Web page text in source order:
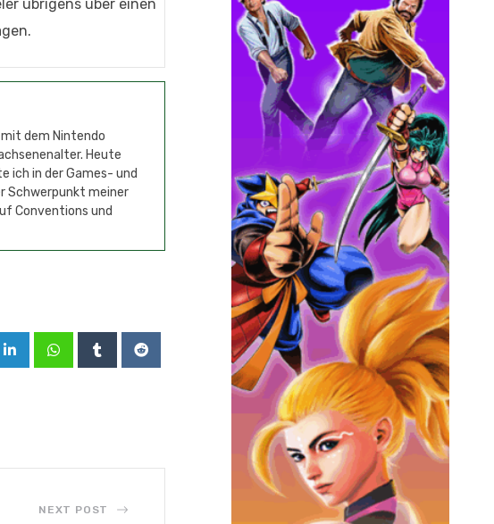
übrigens über einen
dem Nintendo
Heute
ich in der Games- und
Schwerpunkt meiner
Conventions und
NEXT POST